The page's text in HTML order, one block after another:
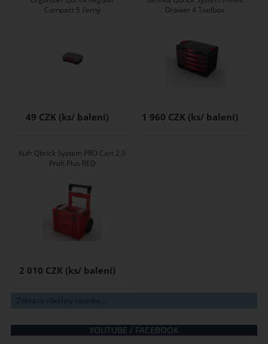
Compact S černý
49 CZK
Drawer 4 Toolbox
1 960 CZK
Kufr Qbrick System PRO Cart 2.0
Profi Plus RED
2 010 CZK
Zobrazit všechny novinky ...
YOUTUBE / FACEBOOK